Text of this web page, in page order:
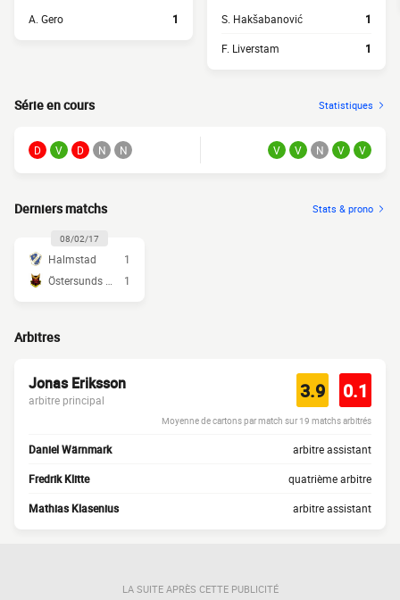
A. Gero 1 S. Hakšabanović 1
F. Liverstam 1
Série en cours Statistiques
D V D N N V V N V V
Derniers matchs Stats & prono
08/02/17
Halmstad
1
1
Arbitres
Jonas Eriksson
arbitre principal 3.9 0.1
Moyenne de cartons par match sur 19 matchs arbitrés
Daniel Wärnmark arbitre assistant
Fredrik Klitte quatrième arbitre
Mathias Klasenius arbitre assistant
LA SUITE APRÈS CETTE PUBLICITÉ